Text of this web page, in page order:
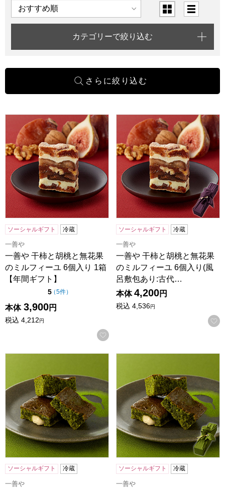
表示順 表示切替
カテゴリーで絞り込む
一善や 干柿と胡桃と無花果のミルフィーユ 6個入り 1箱【年
ソーシャルギフト 冷蔵
一善や
一善や 干柿と胡桃と無花果
のミルフィーユ 6個入り 1箱
【年間ギフト】
5点（5点満点中）
（5件の評価
）
本体 3,900円
税込 4,212円
お気に入りに登録する
一善や 干柿と胡桃と無花果
ソーシャルギフト 冷蔵
一善や
一善や 干柿と胡桃と無花果
のミルフィーユ 6個入り(風
呂敷包あり:古代…
本体 4,200円
税込 4,536円
ソーシャルギフト 冷蔵
一善や
ソーシャルギフト 冷蔵
一善や